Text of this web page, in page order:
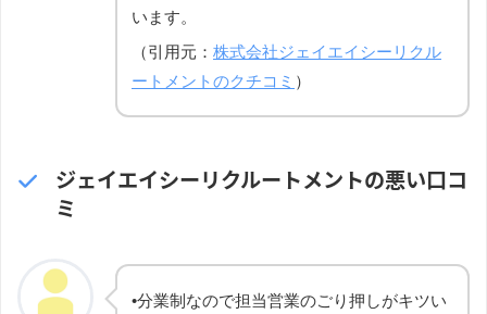
います。
（引用元： 株式会社ジェイエイシーリクル
ートメントのクチコミ ）
ジェイエイシーリクルートメントの悪い口コ
ミ
•分業制なので担当営業のごり押しがキツい